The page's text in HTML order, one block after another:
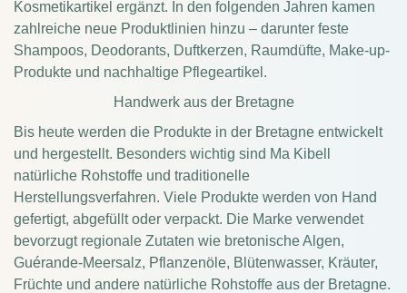
Kosmetikartikel ergänzt. In den folgenden Jahren kamen
zahlreiche neue Produktlinien hinzu – darunter feste
Shampoos, Deodorants, Duftkerzen, Raumdüfte, Make-up-
Produkte und nachhaltige Pflegeartikel.
Handwerk aus der Bretagne
Bis heute werden die Produkte in der Bretagne entwickelt
und hergestellt. Besonders wichtig sind Ma Kibell
natürliche Rohstoffe und traditionelle
Herstellungsverfahren. Viele Produkte werden von Hand
gefertigt, abgefüllt oder verpackt. Die Marke verwendet
bevorzugt regionale Zutaten wie bretonische Algen,
Guérande-Meersalz, Pflanzenöle, Blütenwasser, Kräuter,
Früchte und andere natürliche Rohstoffe aus der Bretagne.